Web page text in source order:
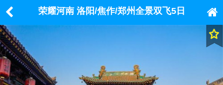
荣耀河南 洛阳/焦作/郑州全景双飞5日